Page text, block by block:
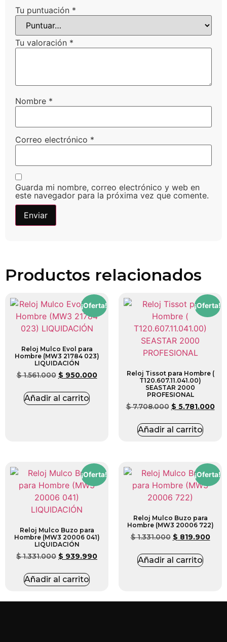
Tu puntuación *
Tu valoración *
Nombre *
Correo electrónico *
Guarda mi nombre, correo electrónico y web en
este navegador para la próxima vez que comente.
Productos relacionados
¡Oferta!
Reloj Mulco Evol para
Hombre (MW3 21784 023)
LIQUIDACIÓN
$1.561.000 $ 950.000
Añadir al carrito
¡Oferta!
Reloj Tissot para Hombre (
T120.607.11.041.00)
SEASTAR 2000
PROFESIONAL
$7.708.000 $ 5.781.000
Añadir al carrito
¡Oferta!
Reloj Mulco Buzo para
Hombre (MW3 20006 041)
LIQUIDACIÓN
$1.331.000 $ 939.990
Añadir al carrito
¡Oferta!
Reloj Mulco Buzo para
Hombre (MW3 20006 722)
$1.331.000 $ 819.900
Añadir al carrito